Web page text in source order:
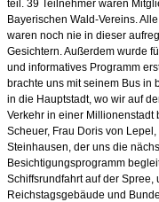
teil. 39 Teilnehmer waren
Bayerischen Wald-Vereins.
waren noch nie in dieser
Gesichtern. Außerdem wurde
und informatives
brachte uns mit seinem Bus in
in die Hauptstadt, wo wir auf
Verkehr in einer Millionenstadt
Scheuer, Frau Doris von
Steinhausen, der uns die
Besichtigungsprogramm
Schiffsrundfahrt auf der Spree,
Reichstagsgebäude und